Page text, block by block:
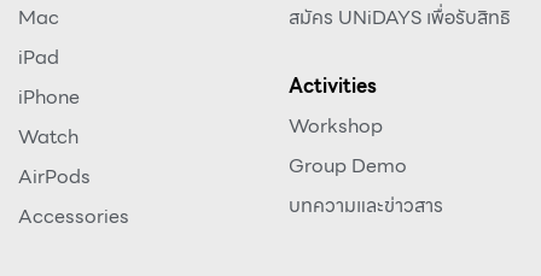
Mac
iPad
iPhone
Watch
AirPods
Accessories
สมัคร UNiDAYS เพื่อรับสิทธิ
Activities
Workshop
Group Demo
บทความและข่าวสาร